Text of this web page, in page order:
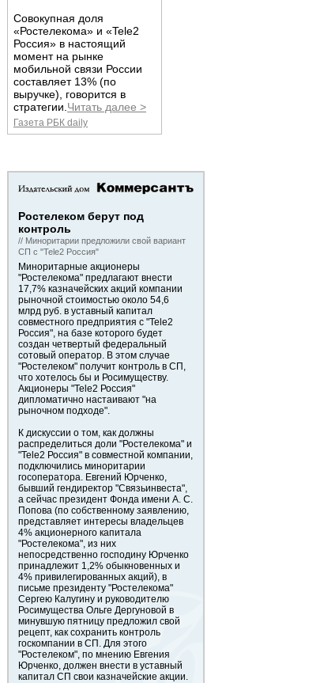
Совокупная доля
«Ростелекома» и «Tele2
Россия» в настоящий
момент на рынке
мобильной связи России
составляет 13% (по
выручке), говорится в
стратегии. Читать далее >
Газета РБК daily
Ростелеком берут под
контроль
// Миноритарии предложили свой вариант
СП с "Tele2 Россия"
Миноритарные акционеры
"Ростелекома" предлагают внести
17,7% казначейских акций компании
рыночной стоимостью около 54,6
млрд руб. в уставный капитал
совместного предприятия с "Tele2
Россия", на базе которого будет
создан четвертый федеральный
сотовый оператор. В этом случае
"Ростелеком" получит контроль в СП,
что хотелось бы и Росимуществу.
Акционеры "Tele2 Россия"
дипломатично настаивают "на
рыночном подходе".
К дискуссии о том, как должны
распределиться доли "Ростелекома" и
"Tele2 Россия" в совместной компании,
подключились миноритарии
госоператора. Евгений Юрченко,
бывший гендиректор "Связьинвеста",
а сейчас президент Фонда имени А. С.
Попова (по собственному заявлению,
представляет интересы владельцев
4% акционерного капитала
"Ростелекома", из них
непосредственно господину Юрченко
принадлежит 1,2% обыкновенных и
4% привилегированных акций), в
письме президенту "Ростелекома"
Сергею Калугину и руководителю
Росимущества Ольге Дергуновой в
минувшую пятницу предложил свой
рецепт, как сохранить контроль
госкомпании в СП. Для этого
"Ростелеком", по мнению Евгения
Юрченко, должен внести в уставный
капитал СП свои казначейские акции.